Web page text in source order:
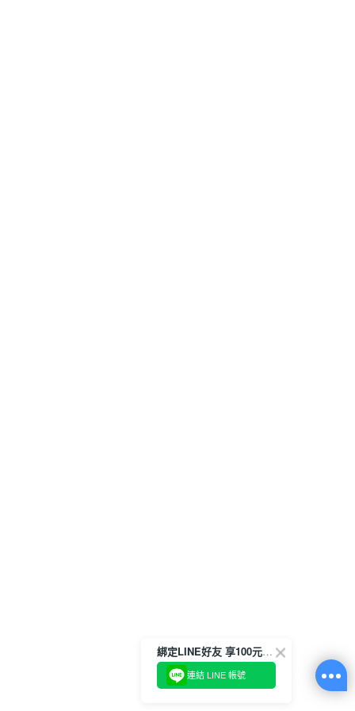
綁定LINE好友 享100元折價券
連結 LINE 帳號